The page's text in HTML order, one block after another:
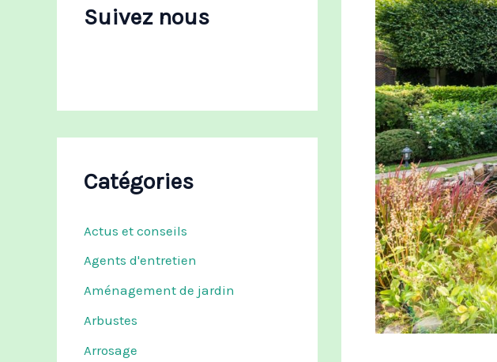
eSuivez nous
Catégories
Actus et conseils
Agents d'entretien
Aménagement de jardin
Arbustes
Arrosage